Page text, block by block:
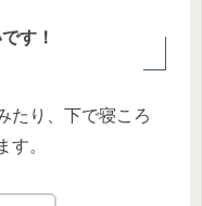
す！
たり、下で寝ころ
す。